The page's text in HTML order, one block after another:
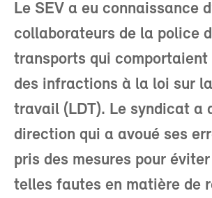
Le SEV a eu connaissance
collaborateurs de la police
transports qui comportaient
des infractions à la loi sur
travail (LDT). Le syndicat a
direction qui a avoué ses
pris des mesures pour
telles fautes en matière de